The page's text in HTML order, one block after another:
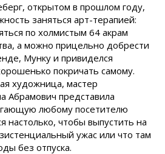
открытом в прошлом году,
заняться арт-терапией:
по холмистым 64 акрам
а можно прицельно добрести
Мунку и привиделся
покричать самому.
художница, мастер
Абрамович представила
любому посетителю
настолько, чтобы выпустить на
ужас или что там
без отпуска.